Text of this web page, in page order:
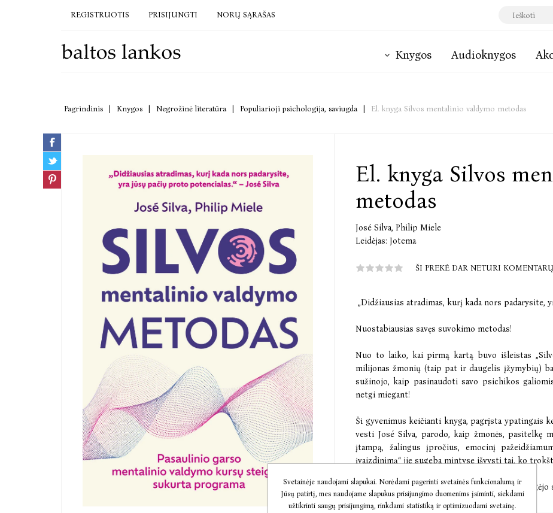
REGISTRUOTIS PRISIJUNGTI NORŲ SĄRAŠAS
Knygos Audioknygos
Pagrindinis Knygos Negrožinė literatūra Populiarioji psichologija, saviugda El. knyga Silvos mentalinio valdymo metodas
El. knyga Silvos
metodas
José Silva, Philip Miele
Leidėjas: Jotema
ŠI PREKĖ DAR NETURI KOMENTARŲ
„Didžiausias atradimas, kurį kada nors padarysite,
Nuostabiausias savęs suvokimo metodas!
Nuo to laiko, kai pirmą kartą buvo išleistas
milijonas žmonių (taip pat ir daugelis įžymybių)
sužinojo, kaip pasinaudoti savo psichikos
netgi miegant!
Ši gyvenimus keičianti knyga, pagrįsta ypatingais
vesti José Silva, parodo, kaip žmonės, pasitelkę
įtampą, žalingus įpročius, emocinį
įvaizdinimą“ jie sugeba mintyse išvysti tai, ko
Pasaulinio garso mentalinio valdymo kursų steigėjo
Svetainėje naudojami slapukai. Norėdami pagerinti svetainės funkcionalumą ir
Jūsų patirtį, mes naudojame slapukus prisijungimo duomenims įsiminti, siekdami
užtikrinti saugų prisijungimą, rinkdami statistiką ir optimizuodami svetainę.